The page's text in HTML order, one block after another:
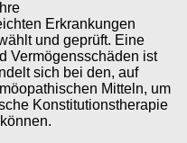
Erkrankungen
und geprüft. Eine
Vermögensschäden ist
sich bei den, auf
Mitteln, um
Konstitutionstherapie